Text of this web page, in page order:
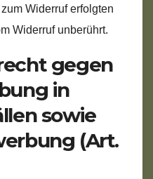
Widerruf erfolgten
Widerruf unberührt.
gegen
in
sowie
(Art.